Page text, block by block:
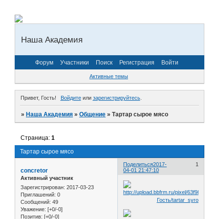
Наша Академия
Форум Участники Поиск Регистрация Войти
Активные темы
Привет, Гость! Войдитеили зарегистрируйтесь.
»Наша Академия »Общение »Тартар сырое мясо
Тартар сырое мясо
Страница:1
Поделиться 1
2017-
04-01 21:47:10
concretor
Активный участник
Зарегистрирован: 2017-03-23
Приглашений: 0
Сообщений: 49
Уважение: [+0/-0]
Позитив: [+0/-0]